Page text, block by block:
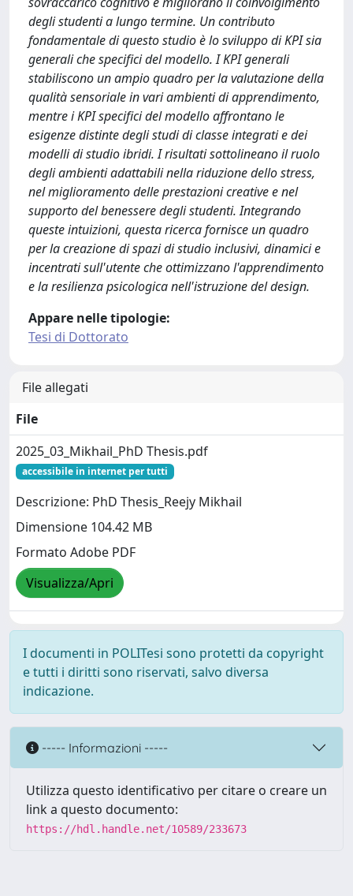
degli studenti a lungo termine. Un contributo
fondamentale di questo studio è lo sviluppo di KPI sia
generali che specifici del modello. I KPI generali
stabiliscono un ampio quadro per la valutazione della
qualità sensoriale in vari ambienti di apprendimento,
mentre i KPI specifici del modello affrontano le
esigenze distinte degli studi di classe integrati e dei
modelli di studio ibridi. I risultati sottolineano il ruolo
degli ambienti adattabili nella riduzione dello stress,
nel miglioramento delle prestazioni creative e nel
supporto del benessere degli studenti. Integrando
queste intuizioni, questa ricerca fornisce un quadro
per la creazione di spazi di studio inclusivi, dinamici e
incentrati sull'utente che ottimizzano l'apprendimento
e la resilienza psicologica nell'istruzione del design.
Appare nelle tipologie:
Tesi di Dottorato
File allegati
File
2025_03_Mikhail_PhD Thesis.pdf
accessibile in internet per tutti
Descrizione: PhD Thesis_Reejy Mikhail
Dimensione 104.42 MB
Formato Adobe PDF
Visualizza/Apri
I documenti in POLITesi sono protetti da copyright
e tutti i diritti sono riservati, salvo diversa
indicazione.
----- Informazioni -----
Utilizza questo identificativo per citare o creare un
link a questo documento:
https://hdl.handle.net/10589/233673